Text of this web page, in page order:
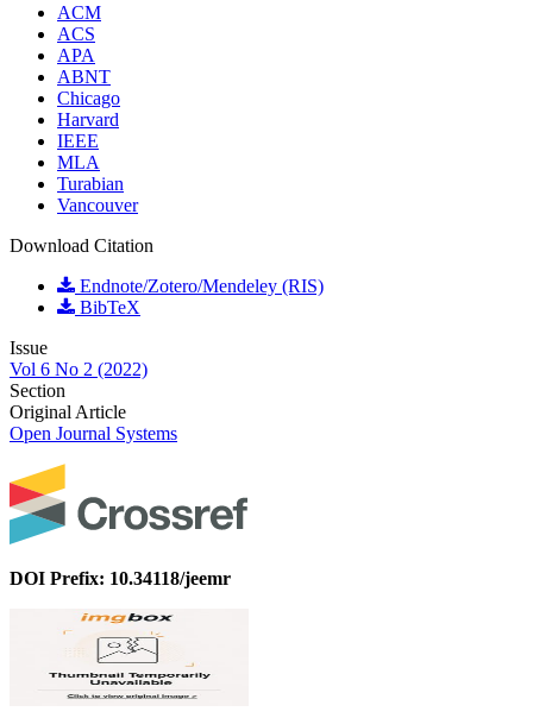
ACM
ACS
APA
ABNT
Chicago
Harvard
IEEE
MLA
Turabian
Vancouver
Download Citation
Endnote/Zotero/Mendeley (RIS)
BibTeX
Issue
Vol 6 No 2 (2022)
Section
Original Article
Open Journal Systems
DOI Prefix: 10.34118/jeemr